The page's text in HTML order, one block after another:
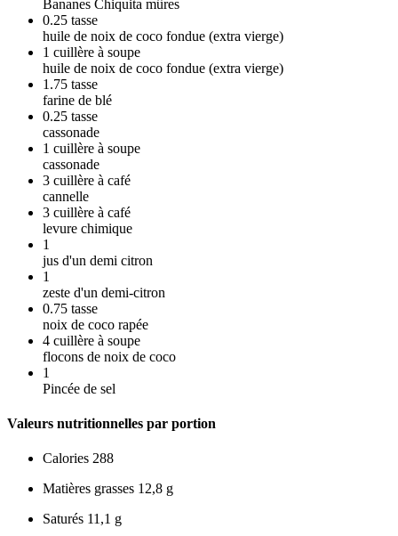
Bananes Chiquita mûres
0.25 tasse
huile de noix de coco fondue (extra vierge)
1 cuillère à soupe
huile de noix de coco fondue (extra vierge)
1.75 tasse
farine de blé
0.25 tasse
cassonade
1 cuillère à soupe
cassonade
3 cuillère à café
cannelle
3 cuillère à café
levure chimique
1
jus d'un demi citron
1
zeste d'un demi-citron
0.75 tasse
noix de coco rapée
4 cuillère à soupe
flocons de noix de coco
1
Pincée de sel
Valeurs nutritionnelles par portion
Calories 288
Matières grasses 12,8 g
Saturés 11,1 g